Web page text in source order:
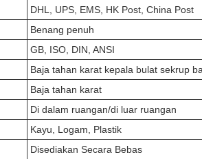
DHL, UPS, EMS, HK Post, China Post
Benang penuh
GB, ISO, DIN, ANSI
Baja tahan karat kepala bulat sekrup
Baja tahan karat
Di dalam ruangan/di luar ruangan
Kayu, Logam, Plastik
Disediakan Secara Bebas